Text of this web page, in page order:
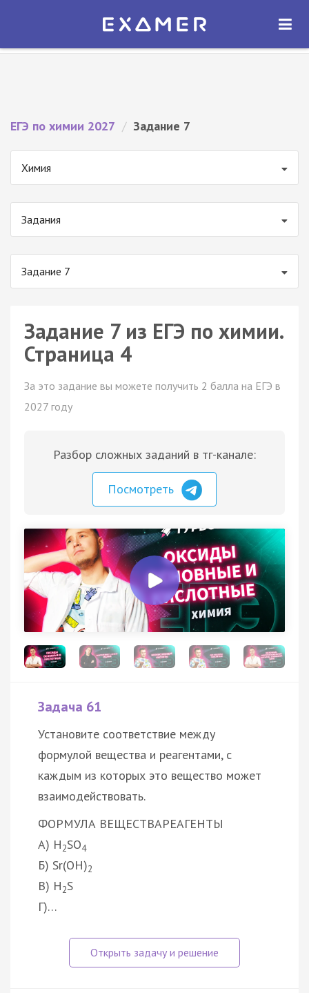
Экзамер — ЕГЭ 2027
ОТКРЫТЬ
ЕГЭ по химии 2027 / Задание 7
Химия
Задания
Задание 7
Задание 7 из ЕГЭ по химии.
Страница 4
За это задание вы можете получить 2 балла на ЕГЭ в
2027 году
Разбор сложных заданий в тг-канале:
Посмотреть
Задача 61
Установите соответствие между
формулой вещества и реагентами, с
каждым из которых это вещество может
взаимодействовать.
ФОРМУЛА ВЕЩЕСТВАРЕАГЕНТЫ
А) H2SO4
Б) Sr(OH)2
В) H2S
Г)…